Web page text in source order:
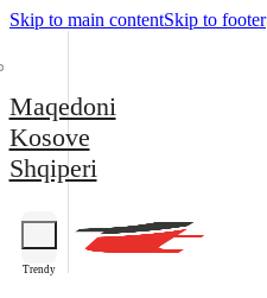
Skip to main contentSkip to footer
Maqedoni
Kosove
Shqiperi
Trendy